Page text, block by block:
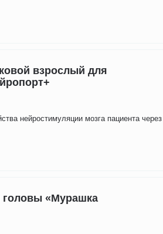
взрослый для
нейростимуляции мозга пациента через
головы «Мурашка